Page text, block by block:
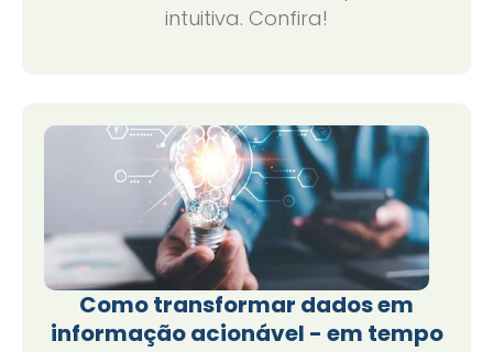
intuitiva. Confira!
Como transformar dados em
informação acionável - em tempo